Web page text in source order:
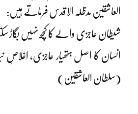
العاشقین مدظلہ الاقدس فرماتے ہیں:
شیطان عاجزی والے کا کچھ نہیں بگاڑ
انسان کا اصل ہتھیار عاجزی،
(سلطان العاشقین)